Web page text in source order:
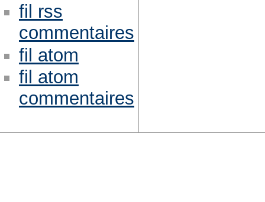
fil rss
commentaires
fil atom
fil atom
commentaires